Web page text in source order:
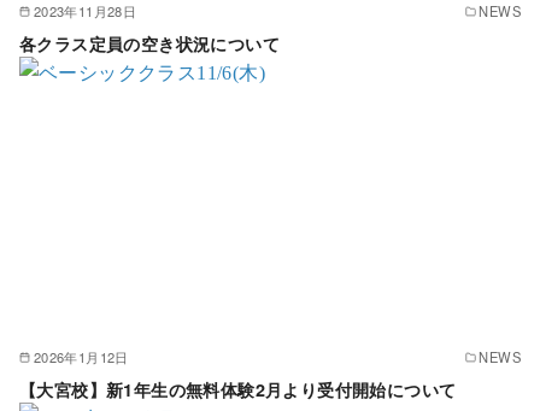
2023年11月28日 NEWS
各クラス定員の空き状況について
2026年1月12日 NEWS
【大宮校】新1年生の無料体験2月より受付開始について